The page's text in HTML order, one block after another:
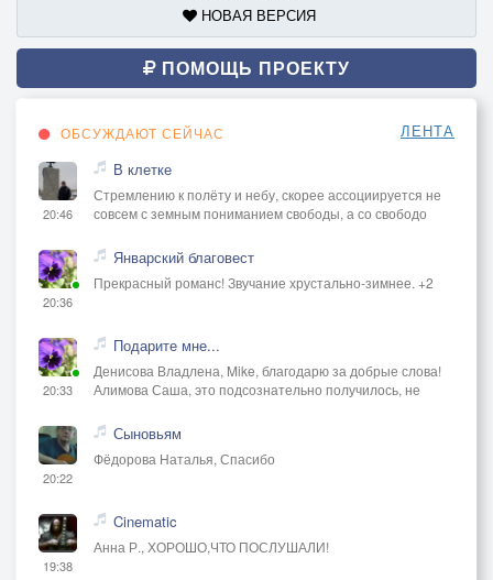
НОВАЯ ВЕРСИЯ
ПОМОЩЬ ПРОЕКТУ
ОБСУЖДАЮТ СЕЙЧАС ЛЕНТА
20:46
В клетке
Стремлению к полёту и небу, скорее ассоциируется не
совсем с земным пониманием свободы, а со свободо
20:36
Январский благовест
Прекрасный романс! Звучание хрустально-зимнее. +2
20:33
Подарите мне...
Денисова Владлена, Mike, благодарю за добрые слова!
Алимова Саша, это подсознательно получилось, не
20:22
Сыновьям
Фёдорова Наталья, Спасибо
19:38
Cinematic
Анна Р., ХОРОШО,ЧТО ПОСЛУШАЛИ!